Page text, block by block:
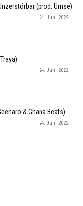
(prod. Umse)
24. Juni 2022
24. Juni 2022
& Ghana Beats)
24. Juni 2022